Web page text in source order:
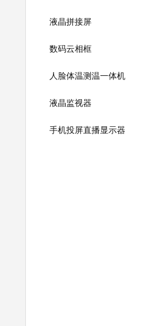
液晶拼接屏
数码云相框
人脸体温测温一体机
液晶监视器
手机投屏直播显示器